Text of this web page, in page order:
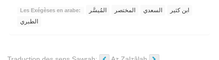
Les Exégèses en arabe: المُيسَّر المختصر السعدي
ابن كثير
الطبري